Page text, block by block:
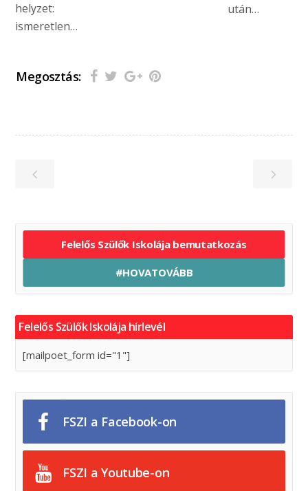
helyzet:
ismeretlen…
után…
Megosztás:
Felelős Szülők Iskolája bemutatkozás
#HOVATOVÁBB
Felelős Szülők Iskolája hírlevél
[mailpoet_form id="1"]
FSZI a Facebook-on
FSZI a Youtube-on